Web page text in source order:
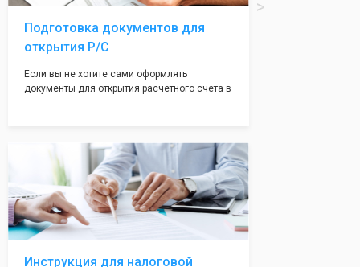
Подготовка документов для
открытия Р/С
Если вы не хотите сами оформлять
документы для открытия расчетного счета в
открытия счета, с минимальным затратом
вашего времени и сил!
Инструкция для налоговой